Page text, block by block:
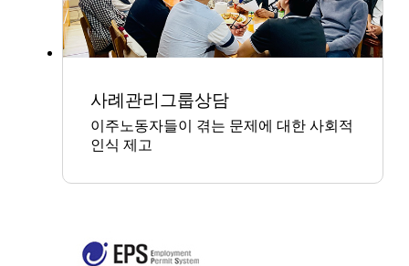
사례관리그룹상담
이주노동자들이 겪는 문제에 대한 사회적
인식 제고